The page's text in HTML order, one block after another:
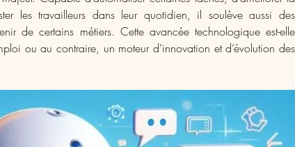
les travailleurs dans leur quotidien, il soulève aussi des
de certains métiers. Cette avancée technologique est-elle
ou au contraire, un moteur d’innovation et d’évolution des